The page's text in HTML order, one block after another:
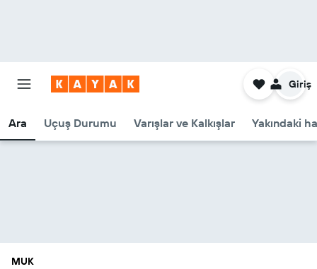
Ara Uçuş Durumu Varışlar ve Kalkışlar Yakındaki
Giriş
MUK